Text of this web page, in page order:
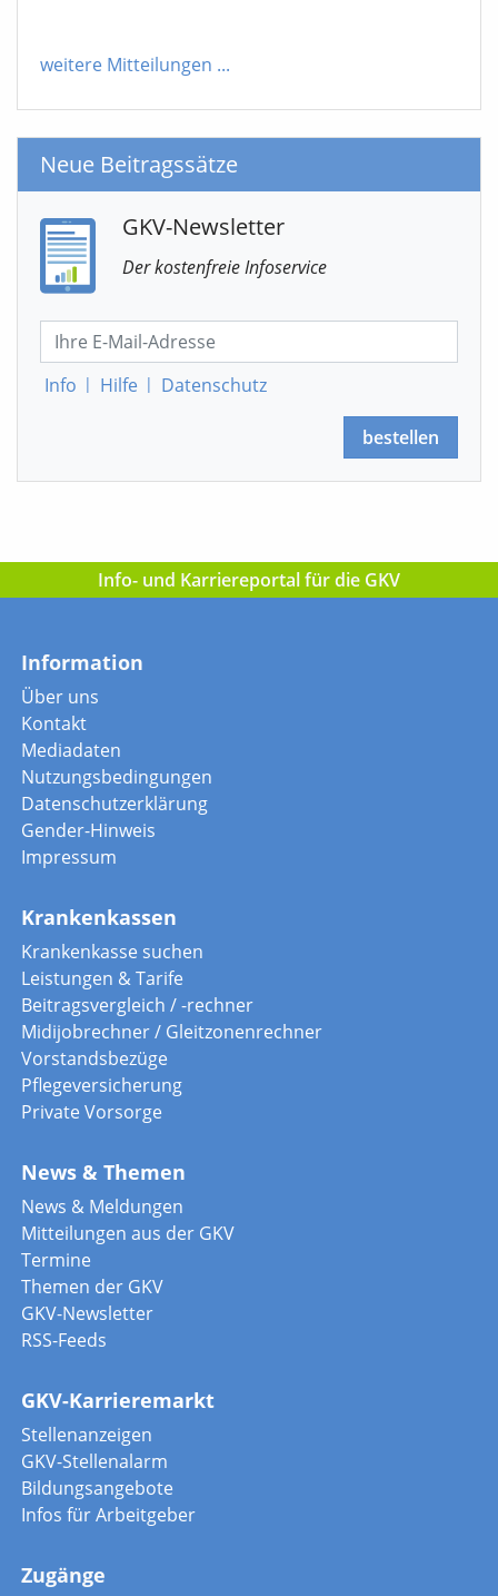
weitere Mitteilungen ...
Neue Beitragssätze
GKV-Newsletter
Der kostenfreie Infoservice
Info | Hilfe | Datenschutz
bestellen
Info- und Karriereportal für die GKV
Information
Über uns
Kontakt
Mediadaten
Nutzungsbedingungen
Datenschutzerklärung
Gender-Hinweis
Impressum
Krankenkassen
Krankenkasse suchen
Leistungen & Tarife
Beitragsvergleich / -rechner
Midijobrechner / Gleitzonenrechner
Vorstandsbezüge
Pflegeversicherung
Private Vorsorge
News & Themen
News & Meldungen
Mitteilungen aus der GKV
Termine
Themen der GKV
GKV-Newsletter
RSS-Feeds
GKV-Karrieremarkt
Stellenanzeigen
GKV-Stellenalarm
Bildungsangebote
Infos für Arbeitgeber
Zugänge